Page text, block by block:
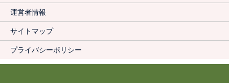
運営者情報
サイトマップ
プライバシーポリシー